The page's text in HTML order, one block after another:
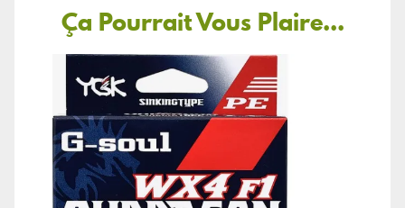
Ça Pourrait Vous Plaire...